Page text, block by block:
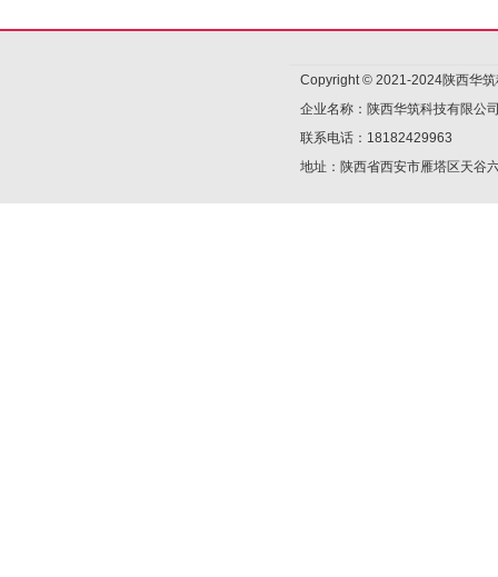
Copyright © 2021-2024陕西华
企业名称：陕西华筑科技有限公
联系电话：18182429963
地址：陕西省西安市雁塔区天谷